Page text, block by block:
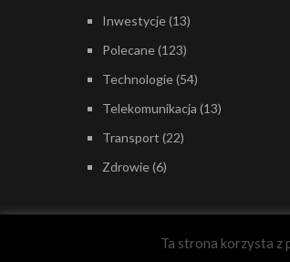
Inwestycje(13)
Polecane(123)
Technologie(54)
Telekomunikacja (13)
Transport (22)
Zdrowie(6)
Ta strona korzysta z